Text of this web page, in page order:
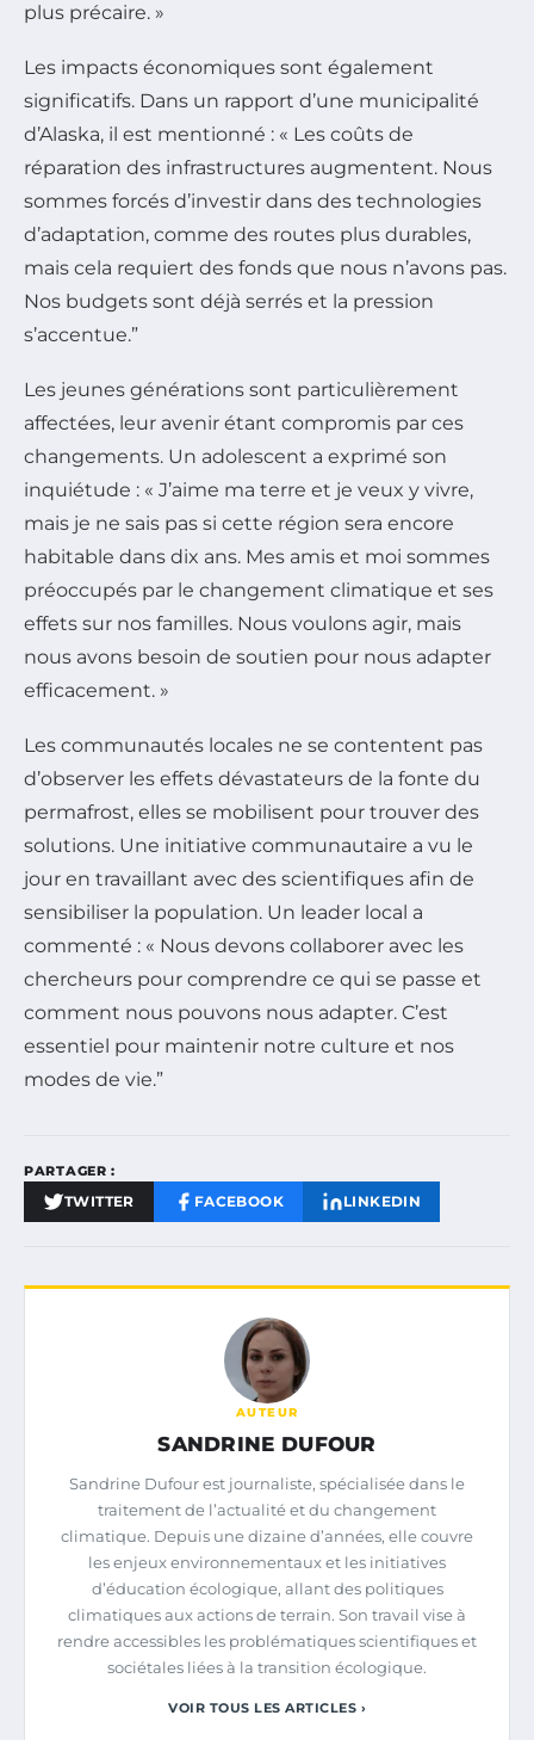
plus précaire. »
Les impacts économiques sont également
significatifs. Dans un rapport d’une municipalité
d’Alaska, il est mentionné : « Les coûts de
réparation des infrastructures augmentent. Nous
sommes forcés d’investir dans des technologies
d’adaptation, comme des routes plus durables,
mais cela requiert des fonds que nous n’avons pas.
Nos budgets sont déjà serrés et la pression
s’accentue.”
Les jeunes générations sont particulièrement
affectées, leur avenir étant compromis par ces
changements. Un adolescent a exprimé son
inquiétude : « J’aime ma terre et je veux y vivre,
mais je ne sais pas si cette région sera encore
habitable dans dix ans. Mes amis et moi sommes
préoccupés par le changement climatique et ses
effets sur nos familles. Nous voulons agir, mais
nous avons besoin de soutien pour nous adapter
efficacement. »
Les communautés locales ne se contentent pas
d’observer les effets dévastateurs de la fonte du
permafrost, elles se mobilisent pour trouver des
solutions. Une initiative communautaire a vu le
jour en travaillant avec des scientifiques afin de
sensibiliser la population. Un leader local a
commenté : « Nous devons collaborer avec les
chercheurs pour comprendre ce qui se passe et
comment nous pouvons nous adapter. C’est
essentiel pour maintenir notre culture et nos
modes de vie.”
PARTAGER :
TWITTER FACEBOOK LINKEDIN
AUTEUR
SANDRINE DUFOUR
Sandrine Dufour est journaliste, spécialisée dans le
traitement de l’actualité et du changement
climatique. Depuis une dizaine d’années, elle couvre
les enjeux environnementaux et les initiatives
d’éducation écologique, allant des politiques
climatiques aux actions de terrain. Son travail vise à
rendre accessibles les problématiques scientifiques et
sociétales liées à la transition écologique.
VOIR TOUS LES ARTICLES ›